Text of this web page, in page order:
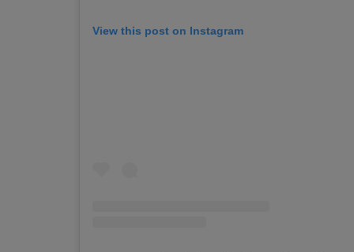
View this post on Instagram